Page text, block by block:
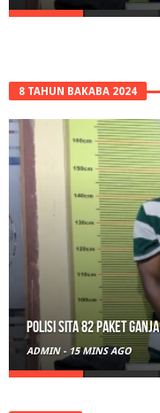
8 TAHUN BAKABA 2024
Polisi Sita 82 Paket
ADMIN - 15 MINS AGO